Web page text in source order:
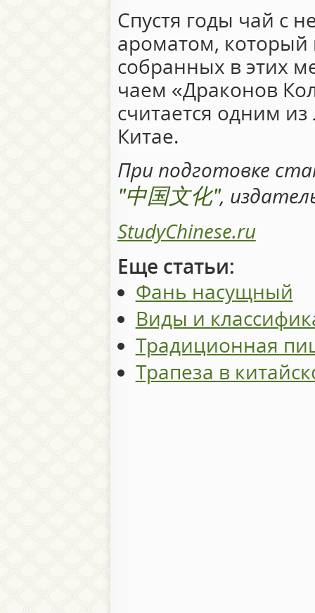
Спустя годы чай с
ароматом, который
собранных в этих
чаем «Драконов
считается одним
Китае.
При подготовке
"中国文化",
StudyChinese.ru
Еще статьи:
Фань насущный
Виды и
Традиционная
Трапеза в